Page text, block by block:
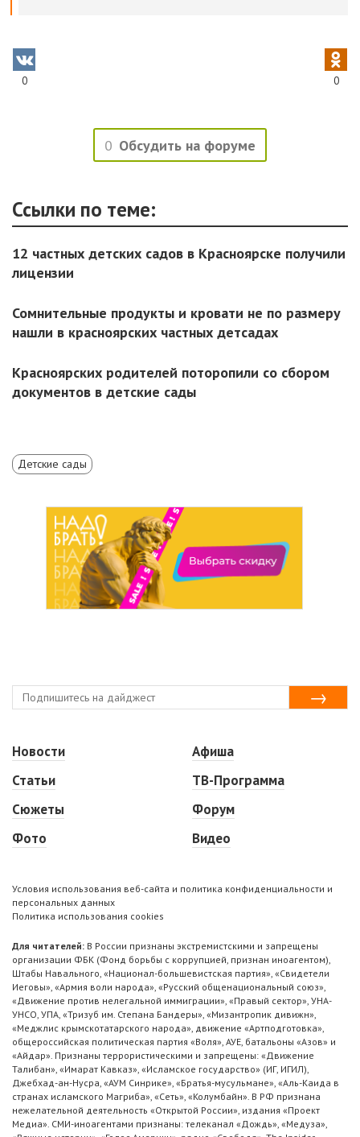
0 0
0 Обсудить на форуме
Ссылки по теме:
12 частных детских садов в Красноярске получили
лицензии
Сомнительные продукты и кровати не по размеру
нашли в красноярских частных детсадах
Красноярских родителей поторопили со сбором
документов в детские сады
Детские сады
Новости
Статьи
Сюжеты
Фото
Афиша
ТВ-Программа
Форум
Видео
Условия использования веб-сайта и политика конфиденциальности и
персональных данных
Политика использования cookies
Для читателей: В России признаны экстремистскими и запрещены
организации ФБК (Фонд борьбы с коррупцией, признан иноагентом),
Штабы Навального, «Национал-большевистская партия», «Свидетели
Иеговы», «Армия воли народа», «Русский общенациональный союз»,
«Движение против нелегальной иммиграции», «Правый сектор», УНА-
УНСО, УПА, «Тризуб им. Степана Бандеры», «Мизантропик дивижн»,
«Меджлис крымскотатарского народа», движение «Артподготовка»,
общероссийская политическая партия «Воля», АУЕ, батальоны «Азов» и
«Айдар». Признаны террористическими и запрещены: «Движение
Талибан», «Имарат Кавказ», «Исламское государство» (ИГ, ИГИЛ),
Джебхад-ан-Нусра, «АУМ Синрике», «Братья-мусульмане», «Аль-Каида в
странах исламского Магриба», «Сеть», «Колумбайн». В РФ признана
нежелательной деятельность «Открытой России», издания «Проект
Медиа». СМИ-иноагентами признаны: телеканал «Дождь», «Медуза»,